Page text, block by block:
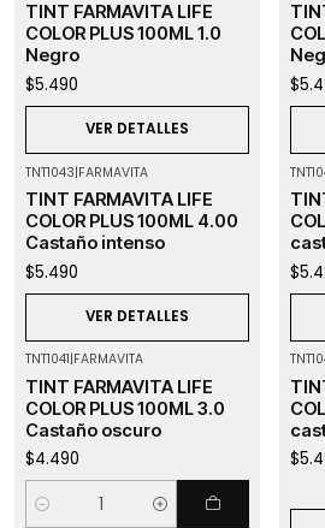
TINT FARMAVITA LIFE
COLOR PLUS 100ML 1.0
Negro
$5.490
VER DETALLES
TNT1043|FARMAVITA
TINT FARMAVITA LIFE
COLOR PLUS 100ML 4.00
Castaño intenso
$5.490
VER DETALLES
TNT1041|FARMAVITA
TINT FARMAVITA LIFE
COLOR PLUS 100ML 3.0
Castaño oscuro
$4.490
Cantidad